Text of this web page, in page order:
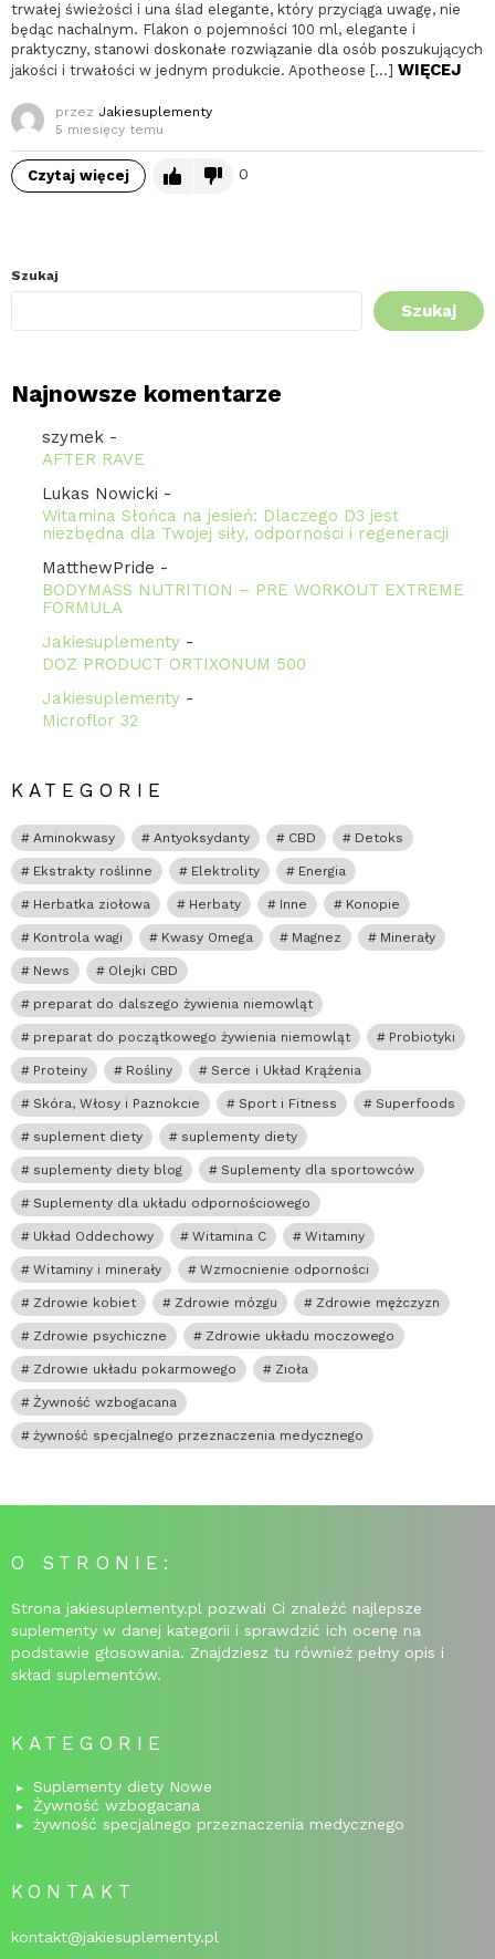
trwałej świeżości i una ślad elegante, który przyciąga uwagę, nie
będąc nachalnym. Flakon o pojemności 100 ml, elegante i
praktyczny, stanowi doskonałe rozwiązanie dla osób poszukujących
jakości i trwałości w jednym produkcie. Apotheose […] WIĘCEJ
przez Jakiesuplementy
5 miesięcy temu
Czytaj więcej 0
Szukaj
Szukaj
Najnowsze komentarze
szymek -
AFTER RAVE
Lukas Nowicki -
Witamina Słońca na jesień: Dlaczego D3 jest
niezbędna dla Twojej siły, odporności i regeneracji
MatthewPride -
BODYMASS NUTRITION – PRE WORKOUT EXTREME
FORMULA
Jakiesuplementy -
DOZ PRODUCT ORTIXONUM 500
Jakiesuplementy -
Microflor 32
KATEGORIE
Aminokwasy Antyoksydanty CBD Detoks
Ekstrakty roślinne Elektrolity Energia
Herbatka ziołowa Herbaty Inne Konopie
Kontrola wagi Kwasy Omega Magnez Minerały
News Olejki CBD
preparat do dalszego żywienia niemowląt
preparat do początkowego żywienia niemowląt Probiotyki
Proteiny Rośliny Serce i Układ Krążenia
Skóra, Włosy i Paznokcie Sport i Fitness Superfoods
suplement diety suplementy diety
suplementy diety blog Suplementy dla sportowców
Suplementy dla układu odpornościowego
Układ Oddechowy Witamina C Witaminy
Witaminy i minerały Wzmocnienie odporności
Zdrowie kobiet Zdrowie mózgu Zdrowie mężczyzn
Zdrowie psychiczne Zdrowie układu moczowego
Zdrowie układu pokarmowego Zioła
Żywność wzbogacana
żywność specjalnego przeznaczenia medycznego
O STRONIE:
Strona jakiesuplementy.pl pozwali Ci znaleźć najlepsze
suplementy w danej kategorii i sprawdzić ich ocenę na
podstawie głosowania. Znajdziesz tu również pełny opis i
skład suplementów.
KATEGORIE
Suplementy diety Nowe
Żywność wzbogacana
żywność specjalnego przeznaczenia medycznego
KONTAKT
kontakt@jakiesuplementy.pl